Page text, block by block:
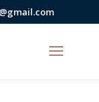
正黑體",sans-serif